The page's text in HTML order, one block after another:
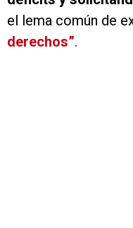
el lema común de
derechos”.